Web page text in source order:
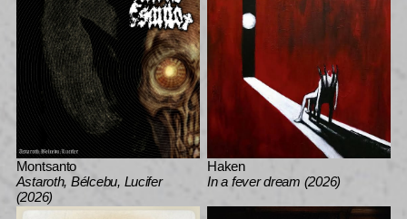
Montsanto
Astaroth, Bélcebu, Lucifer
(2026)
Haken
In a fever dream (2026)